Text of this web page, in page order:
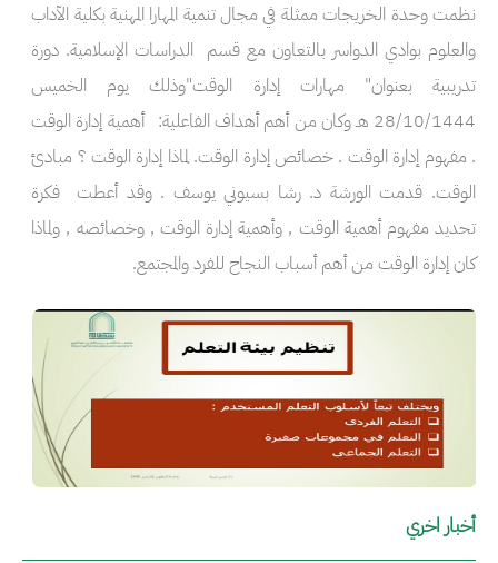
نظمت وحدة الخريجات ممثلة في مجال تنمية المهارا المهنية بكلية الآداب
والعلوم بوادي الدواسر بالتعاون مع قسم الدراسات الإسلامية. دورة
تدريبية بعنوان" مهارات إدارة الوقت"وذلك يوم الخميس
28/10/1444 هـ وكان من أهم أهداف الفاعلية: أهمية إدارة الوقت
. مفهوم إدارة الوقت . خصائص إدارة الوقت. لماذا إدارة الوقت ؟ مبادئ
الوقت. قدمت الورشة د. رشا بسيوني يوسف . وقد أعطت فكرة
تحديد مفهوم أهمية الوقت , وأهمية إدارة الوقت , وخصائصه , ولماذا
كان إدارة الوقت من أهم أسباب النجاح للفرد والمجتمع.
الصورة
أخبار اخري